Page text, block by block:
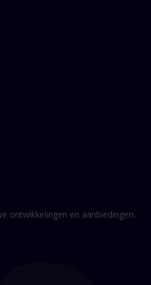
ontwikkelingen en aanbiedingen.